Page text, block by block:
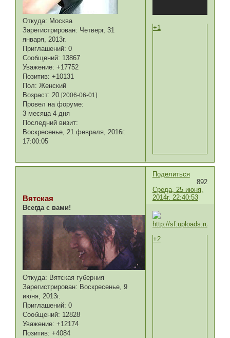
Откуда: Москва
Зарегистрирован: Четверг, 31
января, 2013г.
Приглашений: 0
Сообщений: 13867
Уважение: +17752
Позитив: +10131
Пол: Женский
Возраст: 20[2006-06-01]
Провел на форуме:
3 месяца 4 дня
Последний визит:
Воскресенье, 21 февраля, 2016г.
17:00:05
+1
Поделиться
892
Среда, 25 июня,
2014г. 22:40:53
Вятская
Всегда с вами!
Откуда: Вятская губерния
Зарегистрирован: Воскресенье, 9
июня, 2013г.
Приглашений: 0
Сообщений: 12828
Уважение: +12174
Позитив: +4084
+2